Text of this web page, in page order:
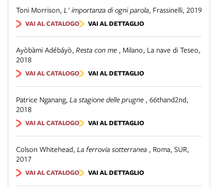
Toni Morrison, L' importanza di ogni parola, Frassinelli, 2019
VAI AL CATALOGO VAI AL DETTAGLIO
Ayòbàmi Adébáyò, Resta con me , Milano, La nave di Teseo,
2018
VAI AL CATALOGO VAI AL DETTAGLIO
Patrice Nganang, La stagione delle prugne , 66thand2nd,
2018
VAI AL CATALOGO VAI AL DETTAGLIO
Colson Whitehead, La ferrovia sotterranea , Roma, SUR,
2017
VAI AL CATALOGO VAI AL DETTAGLIO